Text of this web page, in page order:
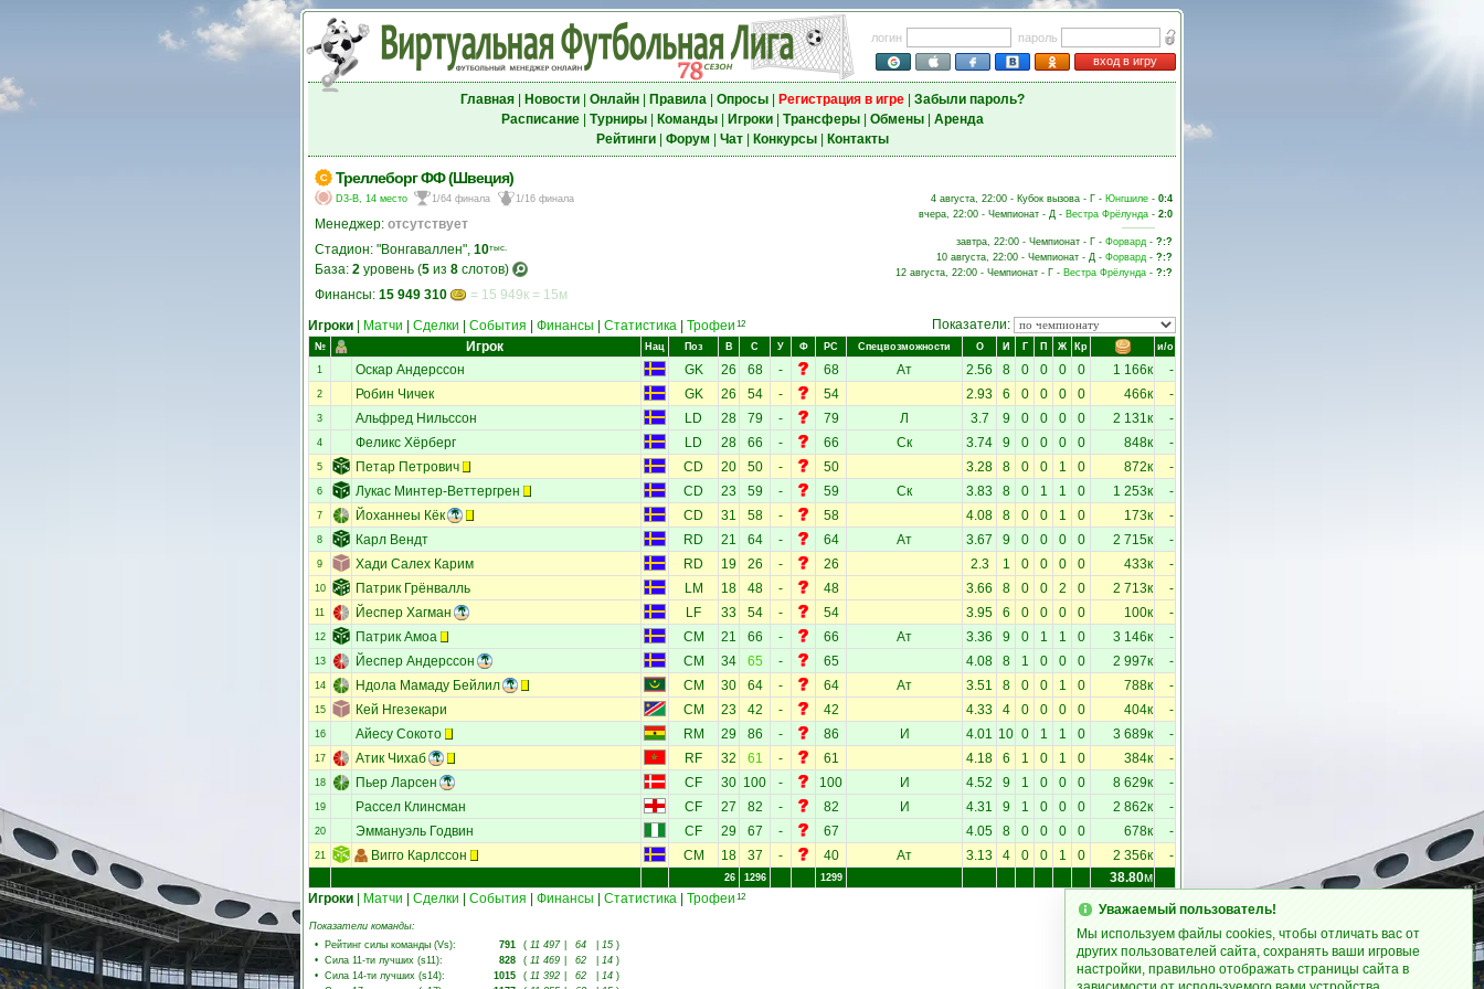
логин
пароль
вход в игру
Главная| Новости| Онлайн| Правила| Опросы| Регистрация в игре| Забыли пароль?
Расписание| Турниры| Команды| Игроки| Трансферы| Обмены| Аренда
Рейтинги| Форум Чат| Конкурсы| Контакты
Треллеборг ФФ (Швеция)
D3-B, 14 место 1/64 финала 1/16 финала
Менеджер: отсутствует
Стадион: "Вонгаваллен", 10тыс.
База: 2 уровень (5 из 8 слотов)
Финансы: 15 949 310 = 15 949к = 15м
4 августа, 22:00 - Кубок вызова - Г - Юнгшиле - 0:4
вчера, 22:00 - Чемпионат - Д - Вестра Фрёлунда - 2:0
завтра, 22:00 - Чемпионат - Г - Форвард - ?:?
10 августа, 22:00 - Чемпионат - Д - Форвард - ?:?
12 августа, 22:00 - Чемпионат - Г - Вестра Фрёлунда - ?:?
Игроки Матчи Сделки События Финансы Статистика Трофеи 12 Показатели:
№ Игрок Нац Поз В С У Ф РС Спецвозможности О И Г П Ж Кр и/о
1 Оскар Андерссон GK 26 68 - 68 Ат 2.56 8 0 0 0 0 1 166к -
2 Робин Чичек GK 26 54 - 54 2.93 6 0 0 0 0 466к -
3 Альфред Нильссон LD 28 79 - 79 Л 3.7 9 0 0 0 0 2 131к -
4 Феликс Хёрберг LD 28 66 - 66 Ск 3.74 9 0 0 0 0 848к -
5 Петар Петрович CD 20 50 - 50 3.28 8 0 0 1 0 872к -
6 Лукас Минтер-Веттергрен CD 23 59 - 59 Ск 3.83 8 0 1 1 0 1 253к -
7 Йоханнеы Кёк CD 31 58 - 58 4.08 8 0 0 1 0 173к -
8 Карл Вендт RD 21 64 - 64 Ат 3.67 9 0 0 0 0 2 715к -
9 Хади Салех Карим RD 19 26 - 26 2.3 1 0 0 0 0 433к -
10 Патрик Грёнвалль LM 18 48 - 48 3.66 8 0 0 2 0 2 713к -
11 Йеспер Хагман LF 33 54 - 54 3.95 6 0 0 0 0 100к -
12 Патрик Амоа CM 21 66 - 66 Ат 3.36 9 0 1 1 0 3 146к -
13 Йеспер Андерссон CM 34 65 - 65 4.08 8 1 0 0 0 2 997к -
14 Ндола Мамаду Бейлил CM 30 64 - 64 Ат 3.51 8 0 0 1 0 788к -
15 Кей Нгезекари CM 23 42 - 42 4.33 4 0 0 0 0 404к -
16 Айесу Сокото RM 29 86 - 86 И 4.01 10 0 1 1 0 3 689к -
17 Атик Чихаб RF 32 61 - 61 4.18 6 1 0 1 0 384к -
18 Пьер Ларсен CF 30 100 - 100 И 4.52 9 1 0 0 0 8 629к -
19 Рассел Клинсман CF 27 82 - 82 И 4.31 9 1 0 0 0 2 862к -
20 Эммануэль Годвин CF 29 67 - 67 4.05 8 0 0 0 0 678к -
21 Вигго Карлссон CM 18 37 - 40 Ат 3.13 4 0 0 1 0 2 356к -
26 1296 1299 38.80м
Игроки
Матчи Сделки События Финансы Статистика Трофеи 12
Показатели команды:
• Рейтинг силы команды (Vs): 791 ( 11 497 64 15 )
• Сила 11-ти лучших (s11): 828 ( 11 469 62 14 )
• Сила 14-ти лучших (s14): 1015 ( 11 392 62 14 )
Уважаемый пользователь!
Мы используем файлы cookies, чтобы отличать вас от
других пользователей сайта, сохранять ваши игровые
настройки, правильно отображать страницы сайта в